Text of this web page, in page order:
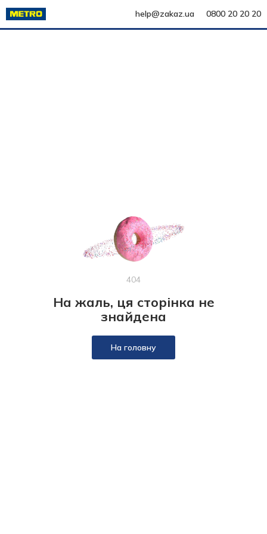
help@zakaz.ua 0800 20 20 20
404
На жаль, ця сторінка не
знайдена
На головну